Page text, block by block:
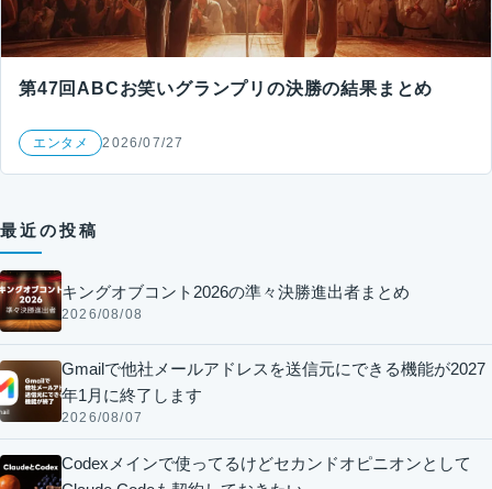
第47回ABCお笑いグランプリの決勝の結果まとめ
エンタメ 2026/07/27
最近の投稿
キングオブコント2026の準々決勝進出者まとめ
2026/08/08
Gmailで他社メールアドレスを送信元にできる機能が2027
年1月に終了します
2026/08/07
Codexメインで使ってるけどセカンドオピニオンとして